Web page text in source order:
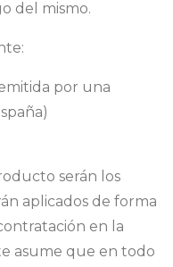
del mismo.
por una
serán los
aplicados de forma
en la
asume que en todo